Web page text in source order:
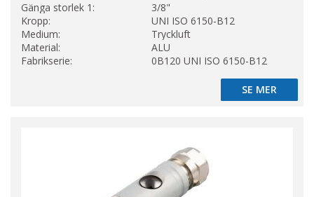
Gänga storlek 1:
3/8"
Kropp:
UNI ISO 6150-B12
Medium:
Tryckluft
Material:
ALU
Fabrikserie:
0B120 UNI ISO 6150-B12
SE MER
SE MER